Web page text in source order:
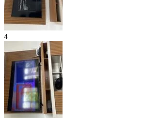
4